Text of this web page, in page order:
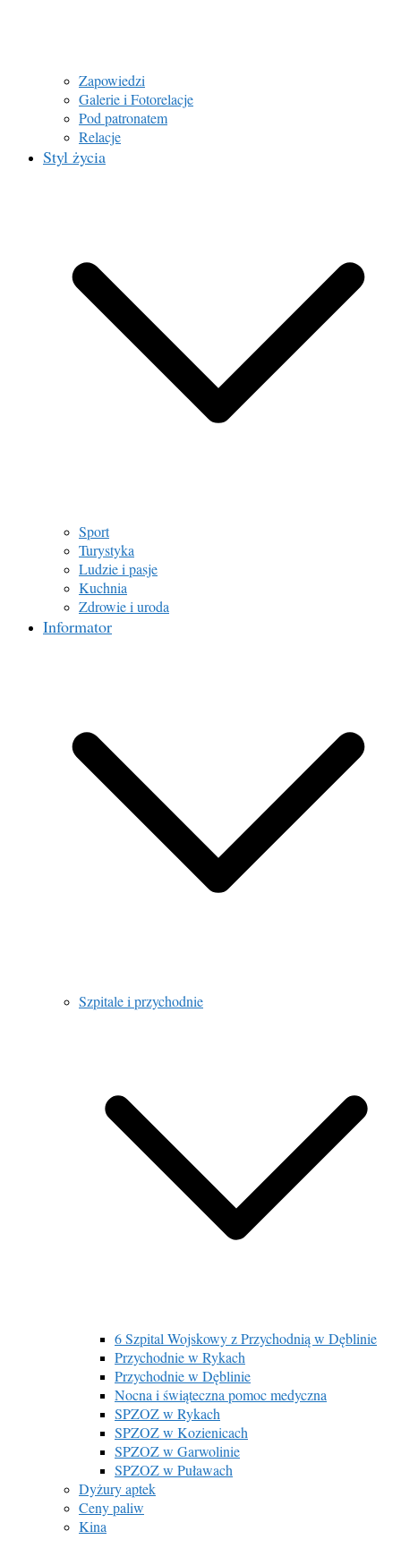
Zapowiedzi
Galerie i Fotorelacje
Pod patronatem
Relacje
Styl życia
Sport
Turystyka
Ludzie i pasje
Kuchnia
Zdrowie i uroda
Informator
Szpitale i przychodnie
6 Szpital Wojskowy z Przychodnią w Dęblinie
Przychodnie w Rykach
Przychodnie w Dęblinie
Nocna i świąteczna pomoc medyczna
SPZOZ w Rykach
SPZOZ w Kozienicach
SPZOZ w Garwolinie
SPZOZ w Puławach
Dyżury aptek
Ceny paliw
Kina